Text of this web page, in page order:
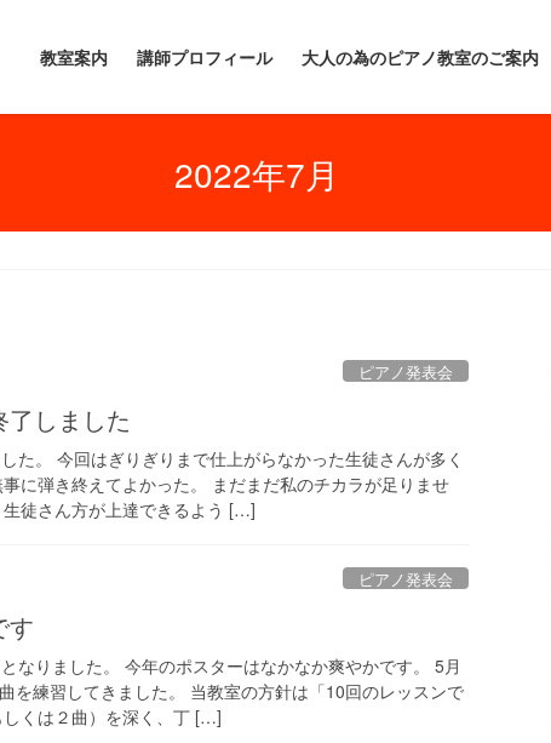
教室案内 講師プロフィール 大人の為のピアノ教室のご案内
2022年7月
ピアノ発表会
しました
た。 今回はぎりぎりまで仕上がらなかった生徒さんが多く
に弾き終えてよかった。 まだまだ私のチカラが足りませ
徒さん方が上達できるよう […]
ピアノ発表会
す
なりました。 今年のポスターはなかなか爽やかです。 5月
を練習してきました。 当教室の方針は「10回のレッスンで
くは２曲）を深く、丁 […]